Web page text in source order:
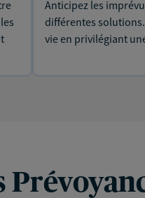
Anticipez les
différentes
vie en privilégiant